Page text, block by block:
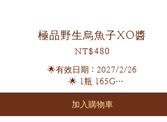
極品野生烏魚子XO醬
NT$480
🌟有效日期：2027/2/26
🌟 1瓶 165G
🌟 常溫保存 2年
嚴選上好野生烏魚子特級江瑤柱（干貝）
加入購物車